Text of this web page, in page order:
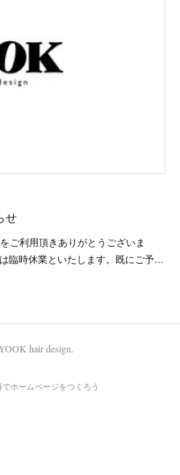
せ
ご利用頂きありがとうございま
臨時休業といたします。既にご予…
hair design.
でホームページをつくろう